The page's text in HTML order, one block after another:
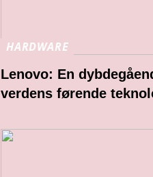
HARDWARE
Lenovo: En
verdens førende